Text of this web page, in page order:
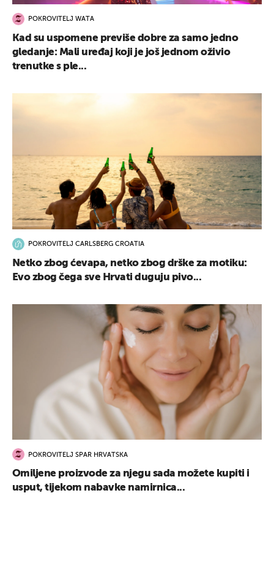
POKROVITELJ WATA
Kad su uspomene previše dobre za samo jedno
gledanje: Mali uređaj koji je još jednom oživio
trenutke s ple...
POKROVITELJ CARLSBERG CROATIA
Netko zbog ćevapa, netko zbog drške za motiku:
Evo zbog čega sve Hrvati duguju pivo...
POKROVITELJ SPAR HRVATSKA
Omiljene proizvode za njegu sada možete kupiti i
usput, tijekom nabavke namirnica...